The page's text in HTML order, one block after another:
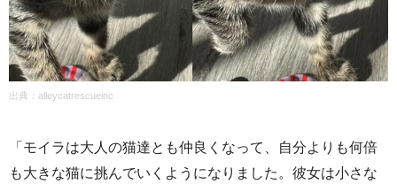
出典：alleycatrescueinc
「モイラは大人の猫達とも仲良くなって、自分よりも何倍
も大きな猫に挑んでいくようになりました。彼女は小さな